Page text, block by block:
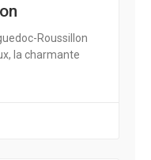
Roussillon
la charmante